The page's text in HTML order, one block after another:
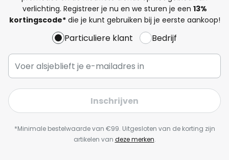
verlichting. Registreer je nu en we sturen je een 13%
kortingscode*die je kunt gebruiken bij je eerste aankoop!
Particuliere klant Bedrijf
Inschrijven
*Minimale bestelwaarde van €99. Uitgesloten van de korting zijn
artikelen van deze merken.